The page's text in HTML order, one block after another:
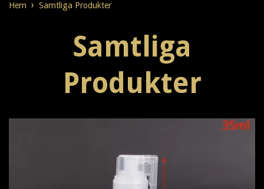
Hem Samtliga Produkter
Samtliga
Produkter